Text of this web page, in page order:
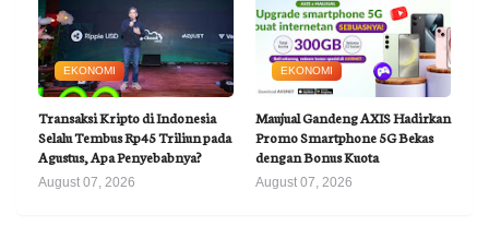
EKONOMI
Transaksi Kripto di Indonesia
Selalu Tembus Rp45 Triliun pada
Agustus, Apa Penyebabnya?
August 07, 2026
EKONOMI
Maujual Gandeng AXIS Hadirkan
Promo Smartphone 5G Bekas
dengan Bonus Kuota
August 07, 2026